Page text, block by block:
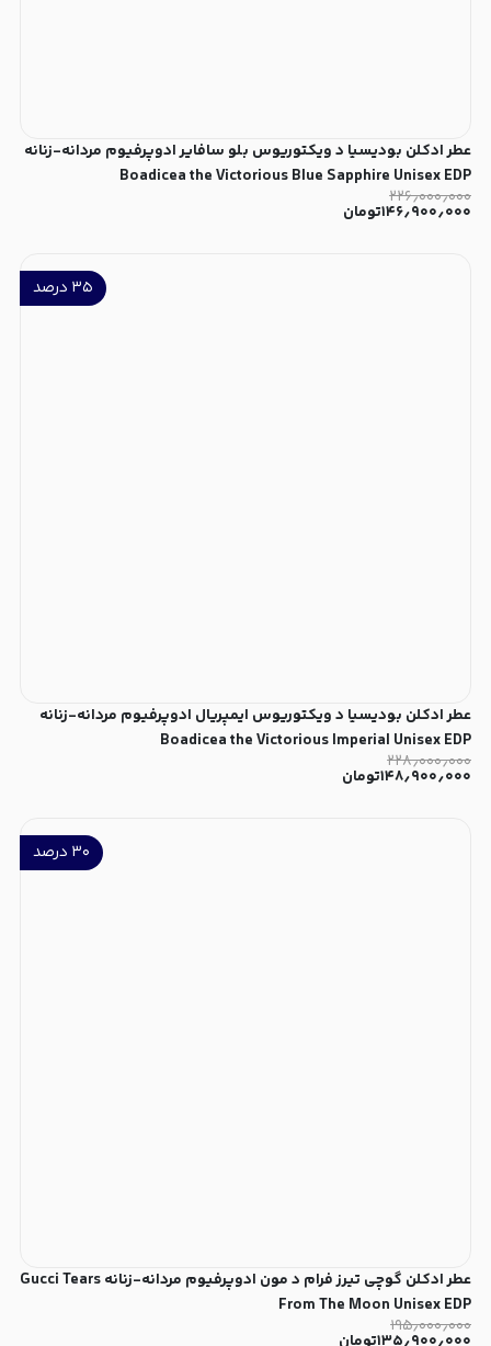
عطر ادکلن بودیسیا د ویکتوریوس بلو سافایر ادوپرفیوم مردانه-زنانه
Boadicea the Victorious Blue Sapphire Unisex EDP
۲۲۶٫۰۰۰٫۰۰۰
۱۴۶٫۹۰۰٫۰۰۰تومان
۳۵ درصد
عطر ادکلن بودیسیا د ویکتوریوس ایمپریال ادوپرفیوم مردانه-زنانه
Boadicea the Victorious Imperial Unisex EDP
۲۲۸٫۰۰۰٫۰۰۰
۱۴۸٫۹۰۰٫۰۰۰تومان
۳۰ درصد
عطر ادکلن گوچی تیرز فرام د مون ادوپرفیوم مردانه-زنانه Gucci Tears
From The Moon Unisex EDP
۱۹۵٫۰۰۰٫۰۰۰